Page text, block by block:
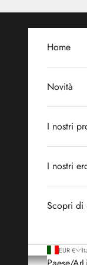
Home
Novità
I nostri
I nostri
Scopri di
EUR €